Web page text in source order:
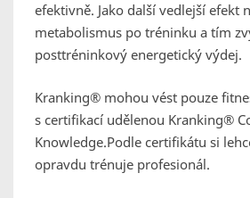
efektivně. Jako další vedlejší efekt
metabolismus po tréninku a tím
posttréninkový energetický výdej.
Kranking® mohou vést pouze
s certifikací udělenou Kranking®
Knowledge.Podle certifikátu si
opravdu trénuje profesionál.